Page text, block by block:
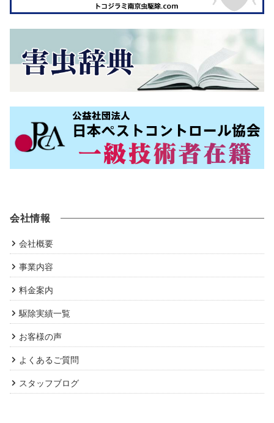
会社情報
会社概要
事業内容
料金案内
駆除実績一覧
お客様の声
よくあるご質問
スタッフブログ